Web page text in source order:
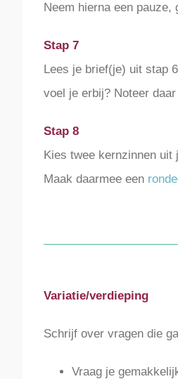
Neem hierna een
Stap 7
Lees je brief(je) uit stap
voel je erbij? Noteer
Stap 8
Kies twee kernzinnen
Maak daarmee een
Variatie/verdieping
Schrijf over vragen die
Vraag je